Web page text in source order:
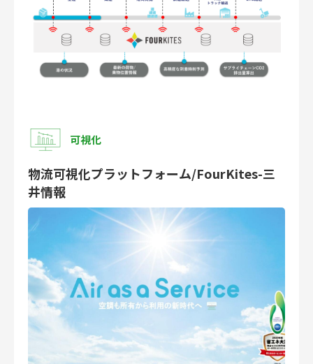
可視化
物流可視化プラットフォーム/FourKites-三
井情報